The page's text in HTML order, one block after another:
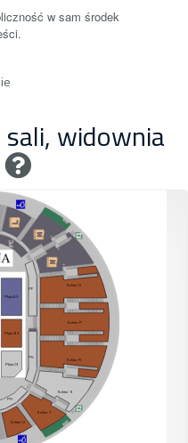
w sam środek
widownia